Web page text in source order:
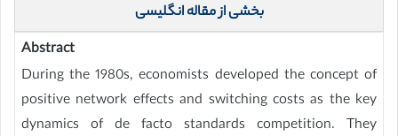
بخشی از مقاله انگلیسی
Abstract
During the 1980s, economists developed the concept of
positive network effects and switching costs as the key
dynamics of de facto standards competition. They